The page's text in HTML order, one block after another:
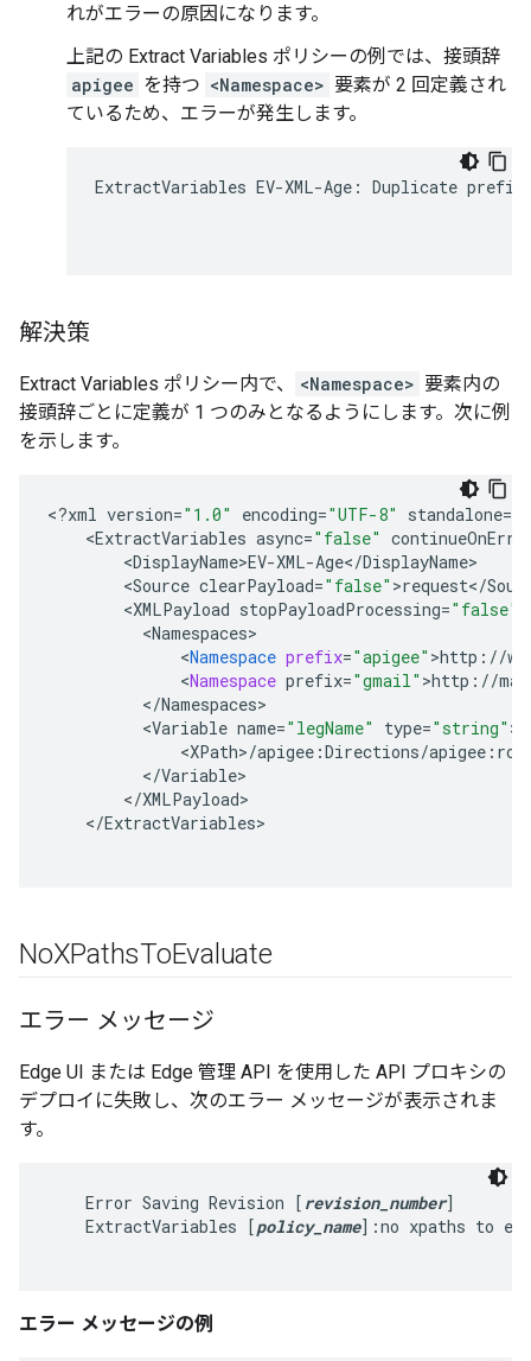
れがエラーの原因になります。
上記の Extract Variables ポリシーの例では、接頭辞
apigee を持つ <Namespace> 要素が 2 回定義され
ているため、エラーが発生します。
ExtractVariables EV-XML-Age: Duplicate
解決策
Extract Variables ポリシー内で、 <Namespace> 要素内の
接頭辞ごとに定義が 1 つのみとなるようにします。次に例
を示します。
<?xml version="1.0" encoding="UTF-8" standalone=
<ExtractVariables async="false"
<DisplayName>EV-XML-Age</DisplayName
<Source clearPayload="false" >request</
<XMLPayload stopPayloadProcessing="false"
<Namespaces
<Namespace prefix="apigee" >http : //
<Namespace prefix="gmail" >http : //
</Namespaces
<Variable name="legName" type="string"
<XPath>/apigee :Directions/apigee :
</Variable
</XMLPayload
</ExtractVariables
NoXPathsToEvaluate
エラー メッセージ
Edge UI または Edge 管理 API を使用した API プロキシの
デプロイに失敗し、次のエラー メッセージが表示されま
す。
    Error Saving Revision [
revision_number]
    ExtractVariables [
policy_name]:no xpaths to
エラー メッセージの例